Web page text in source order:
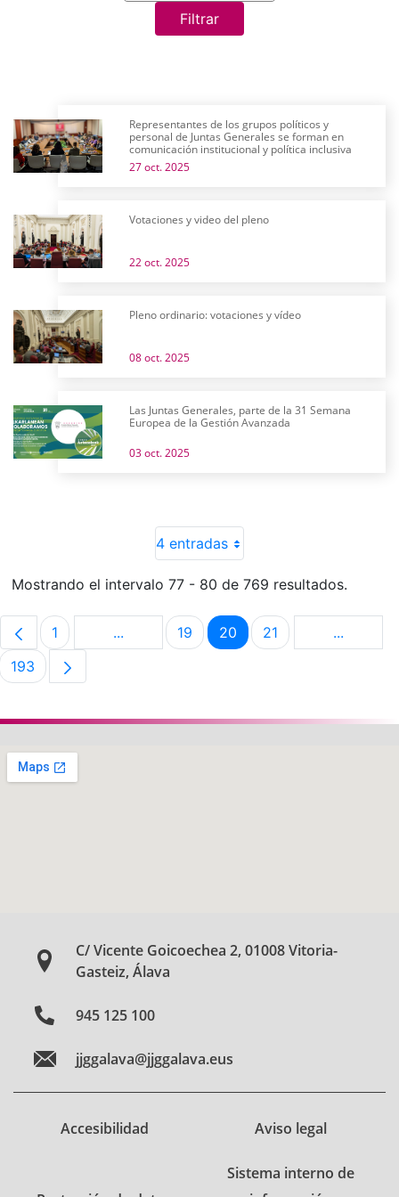
Filtrar
Representantes de los grupos políticos y
personal de Juntas Generales se forman en
comunicación institucional y política inclusiva
27 oct. 2025
Votaciones y video del pleno
22 oct. 2025
Pleno ordinario: votaciones y vídeo
08 oct. 2025
Las Juntas Generales, parte de la 31 Semana
Europea de la Gestión Avanzada
03 oct. 2025
4 entradas
Mostrando el intervalo 77 - 80 de 769 resultados.
Página
1 ...Páginas intermedias Use TAB para
Página
19 Página
20 Página
21 ...Páginas
Página
193
C/ Vicente Goicoechea 2, 01008 Vitoria-
Gasteiz, Álava
945 125 100
jjggalava@jjggalava.eus
Accesibilidad Aviso legal
Sistema interno de